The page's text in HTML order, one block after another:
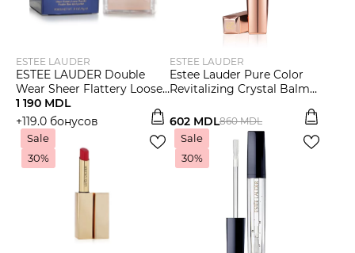
ESTEE LAUDER
ESTEE LAUDER Double
Wear Sheer Flattery Loose
Powder Пудра
рассыпчатая
1 190 MDL
+119.0 бонусов
ESTEE LAUDER
Estee Lauder Pure Color
Revitalizing Crystal Balm
602 MDL860 MDL
Sale
30%
Sale
30%